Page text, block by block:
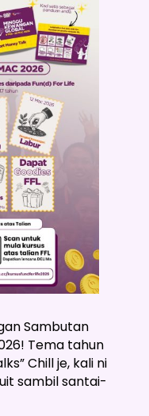
Sambutan
Tema tahun
Chill je, kali ni
sambil santai-